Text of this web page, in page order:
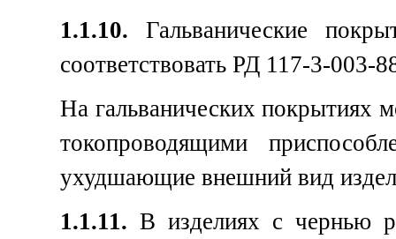
1.1.10. Гальванические
соответствовать РД 117-3-003-
На гальванических покрытиях
токопроводящими
ухудшающие внешний вид
1.1.11. В изделиях с чернью